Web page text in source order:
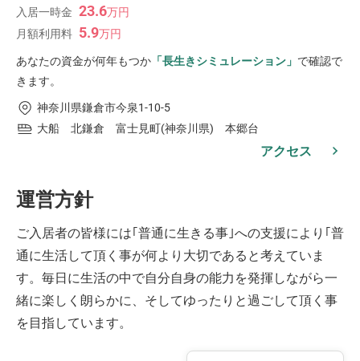
入居一時金 23.6万円
月額利用料 5.9万円
あなたの資金が何年もつか 「長生きシミュレーション」 で確認で
きます。
神奈川県鎌倉市今泉1-10-5
大船 北鎌倉 富士見町(神奈川県) 本郷台
アクセス
運営方針
ご入居者の皆様には｢普通に生きる事｣への支援により｢普
通に生活して頂く事が何より大切であると考えていま
す。毎日に生活の中で自分自身の能力を発揮しながら一
緒に楽しく朗らかに、そしてゆったりと過ごして頂く事
を目指しています。